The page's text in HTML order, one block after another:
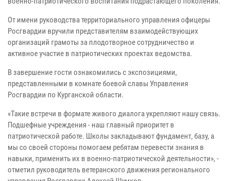
От имени руководства территориального управления офицеры
Росгвардии вручили представителям взаимодействующих
организаций грамоты за плодотворное сотрудничество и
активное участие в патриотических проектах ведомства.
В завершение гости ознакомились с экспозициями,
представленными в комнате боевой славы Управления
Росгвардии по Курганской области.
«Такие встречи в формате живого диалога укрепляют нашу связь.
Подшефные учреждения - наш главный приоритет в
патриотической работе. Школы закладывают фундамент, базу, а
мы со своей стороны помогаем ребятам перевести знания в
навыки, применить их в военно-патриотической деятельности», -
отметил руководитель ветеранского движения регионального